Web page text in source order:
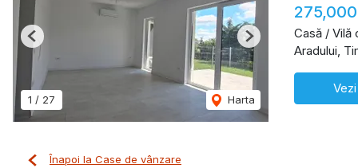
1 / 27 Harta
Previous Next
Casă / Vilă
Aradului,
Înapoi la Case de vânzare